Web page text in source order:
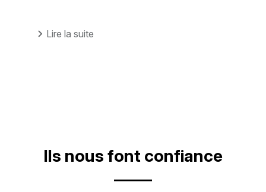
Lire la suite
Ils nous font confiance